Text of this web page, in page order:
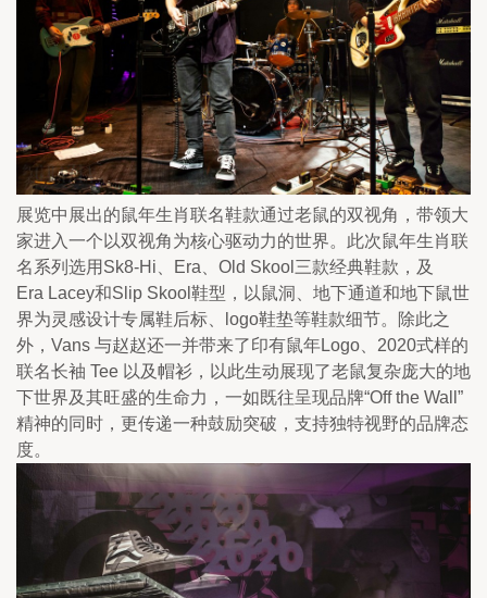
展览中展出的鼠年生肖联名鞋款通过老鼠的双视角，带领大
家进入一个以双视角为核心驱动力的世界。此次鼠年生肖联
名系列选用Sk8-Hi、Era、Old Skool三款经典鞋款，及
Era Lacey和Slip Skool鞋型，以鼠洞、地下通道和地下鼠世
界为灵感设计专属鞋后标、logo鞋垫等鞋款细节。除此之
外，Vans 与赵赵还一并带来了印有鼠年Logo、2020式样的
联名长袖 Tee 以及帽衫，以此生动展现了老鼠复杂庞大的地
下世界及其旺盛的生命力，一如既往呈现品牌“Off the Wall”
精神的同时，更传递一种鼓励突破，支持独特视野的品牌态
度。